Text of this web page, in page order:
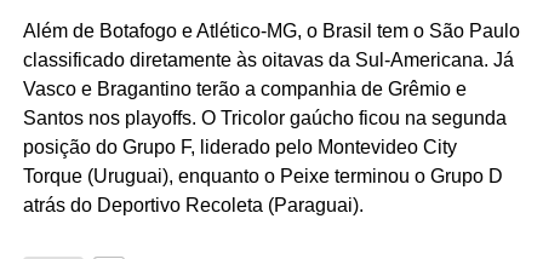
Além de Botafogo e Atlético-MG, o Brasil tem o São Paulo
classificado diretamente às oitavas da Sul-Americana. Já
Vasco e Bragantino terão a companhia de Grêmio e
Santos nos playoffs. O Tricolor gaúcho ficou na segunda
posição do Grupo F, liderado pelo Montevideo City
Torque (Uruguai), enquanto o Peixe terminou o Grupo D
atrás do Deportivo Recoleta (Paraguai).